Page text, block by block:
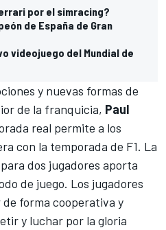
por el simracing?
de España de Gran
videojuego del Mundial de
y nuevas formas de
de la franquicia, Paul
real permite a los
con la temporada de F1. La
dos jugadores aporta
de juego. Los jugadores
forma cooperativa y
y luchar por la gloria